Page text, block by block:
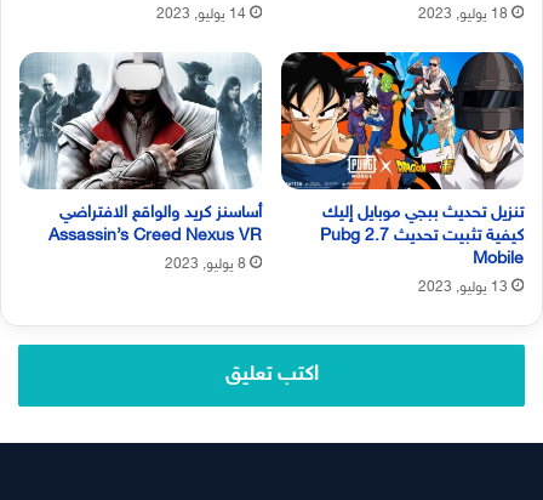
18 يوليو, 2023 14 يوليو, 2023
تنزيل تحديث ببجي موبايل إليك
كيفية تثبيت تحديث 2.7 Pubg
Mobile
13 يوليو, 2023
أساسنز كريد والواقع الافتراضي
Assassin’s Creed Nexus VR
8 يوليو, 2023
اكتب تعليق